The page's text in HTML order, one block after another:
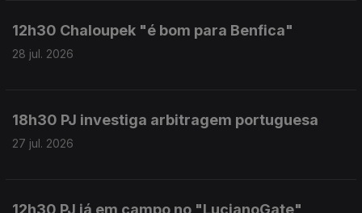
12h30 Chaloupek "é bom para Benfica"
28 jul. 2026
18h30 PJ investiga arbitragem portuguesa
27 jul. 2026
12h30 PJ já em campo no "LucianoGate"